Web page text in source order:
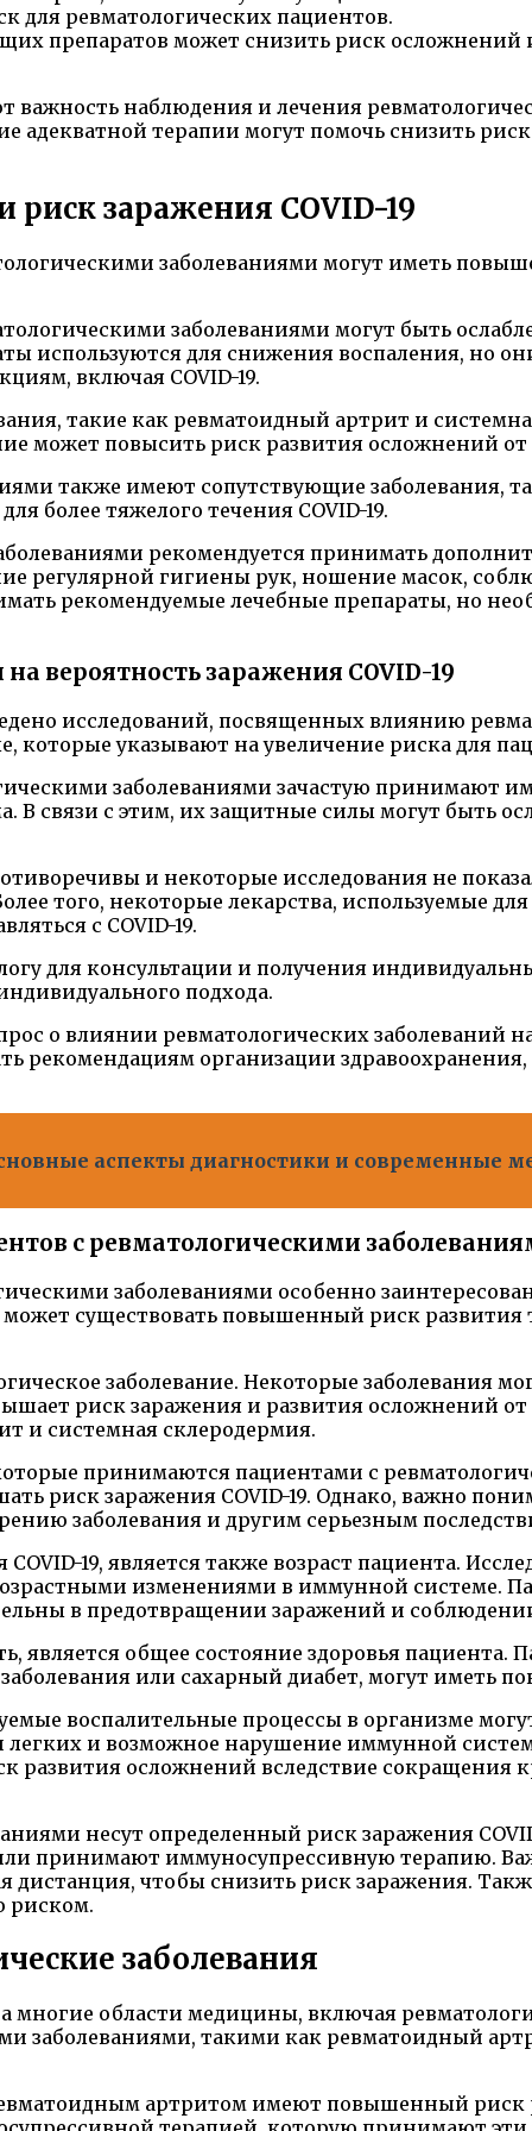
для ревматологических пациентов.
препаратов может снизить риск осложнений
наблюдения и лечения
адекватной терапии могут помочь снизить
риск заражения COVID-19
заболеваниями могут иметь
заболеваниями могут быть
используются для снижения воспаления,
включая COVID-19.
такие как ревматоидный артрит и
может повысить риск развития осложнений от
также имеют сопутствующие заболевания,
более тяжелого течения COVID-19.
рекомендуется принимать
регулярной гигиены рук, ношение масок,
рекомендуемые лечебные препараты, но
вероятность заражения COVID-19
исследований, посвященных влиянию
которые указывают на увеличение риска для
заболеваниями зачастую принимают
связи с этим, их защитные силы могут быть
и некоторые исследования не
того, некоторые лекарства, используемые
с COVID-19.
для консультации и получения
подхода.
о влиянии ревматологических заболеваний
рекомендациям организации
аспекты диагностики и современные
с ревматологическими
заболеваниями особенно
существовать повышенный риск развития
заболевание. Некоторые заболевания
риск заражения и развития осложнений от
и системная склеродермия.
принимаются пациентами с
риск заражения COVID-19. Однако, важно
заболевания и другим серьезным
19, является также возраст пациента.
изменениями в иммунной системе.
в предотвращении заражений и
является общее состояние здоровья
или сахарный диабет, могут иметь
воспалительные процессы в организме
и возможное нарушение иммунной
осложнений вследствие сокращения
несут определенный риск заражения
принимают иммуносупрессивную терапию.
чтобы снизить риск заражения.
риском.
заболевания
многие области медицины, включая
заболеваниями, такими как ревматоидный
артритом имеют повышенный риск